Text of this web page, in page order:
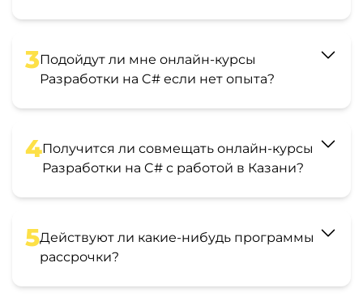
3Подойдут ли мне онлайн-курсы
Разработки на C# если нет опыта?
4Получится ли совмещать онлайн-курсы
Разработки на C# с работой в Казани?
5Действуют ли какие-нибудь программы
рассрочки?